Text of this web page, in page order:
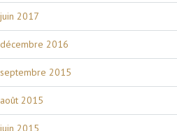
juin 2017
décembre 2016
septembre 2015
août 2015
juin 2015